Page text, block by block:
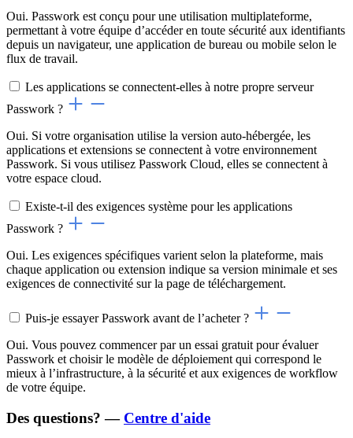
Oui. Passwork est conçu pour une utilisation multiplateforme,
permettant à votre équipe d’accéder en toute sécurité aux identifiants
depuis un navigateur, une application de bureau ou mobile selon le
flux de travail.
Les applications se connectent-elles à notre propre serveur
Passwork ?
Oui. Si votre organisation utilise la version auto-hébergée, les
applications et extensions se connectent à votre environnement
Passwork. Si vous utilisez Passwork Cloud, elles se connectent à
votre espace cloud.
Existe-t-il des exigences système pour les applications
Passwork ?
Oui. Les exigences spécifiques varient selon la plateforme, mais
chaque application ou extension indique sa version minimale et ses
exigences de connectivité sur la page de téléchargement.
Puis-je essayer Passwork avant de l’acheter ?
Oui. Vous pouvez commencer par un essai gratuit pour évaluer
Passwork et choisir le modèle de déploiement qui correspond le
mieux à l’infrastructure, à la sécurité et aux exigences de workflow
de votre équipe.
Des questions? — Centre d'aide